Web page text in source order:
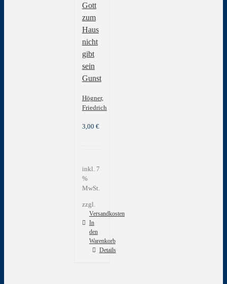
Gott
zum
Haus
nicht
gibt
sein
Gunst
Högner,
Friedrich
3,00 €
inkl. 7
%
MwSt.
zzgl.
Versandkosten
In
den
Warenkorb
Details